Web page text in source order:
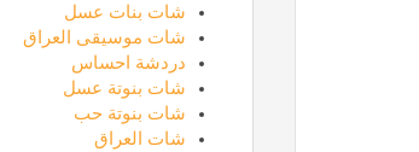
شات بنات عسل
شات موسيقى العراق
دردشة احساس
شات بنوتة عسل
شات بنوتة حب
شات العراق